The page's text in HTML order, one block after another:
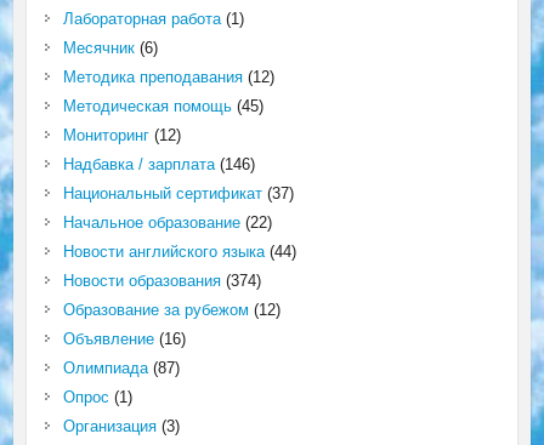
Лабораторная работа(1)
Месячник(6)
Методика преподавания(12)
Методическая помощь(45)
Мониторинг(12)
Надбавка / зарплата(146)
Национальный сертификат(37)
Начальное образование(22)
Новости английского языка(44)
Новости образования(374)
Образование за рубежом (12)
Объявление(16)
Олимпиада(87)
Опрос (1)
Организация(3)